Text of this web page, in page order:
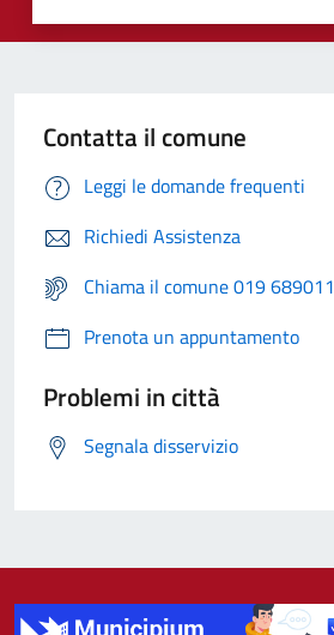
Contatta il comune
Leggi le domande frequenti
Richiedi Assistenza
Chiama il comune 019 689011
Prenota un appuntamento
Problemi in città
Segnala disservizio